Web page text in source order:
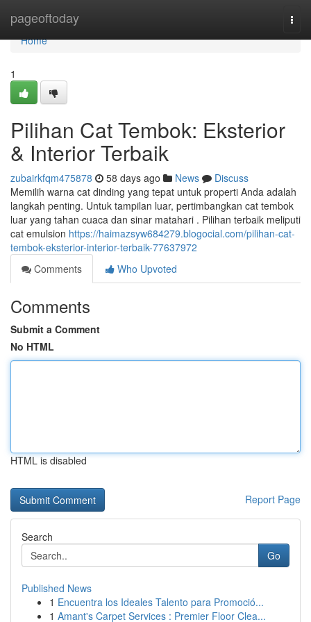
pageoftoday
Home
Home
1
Pilihan Cat Tembok: Eksterior
& Interior Terbaik
zubairkfqm475878 58 days ago News
Discuss
Memilih warna cat dinding yang tepat untuk properti Anda adalah
langkah penting. Untuk tampilan luar, pertimbangkan cat tembok
luar yang tahan cuaca dan sinar matahari . Pilihan terbaik meliputi
cat emulsion https://haimazsyw684279.blogocial.com/pilihan-cat-
tembok-eksterior-interior-terbaik-77637972
Comments
Who Upvoted
Comments
Submit a Comment
No HTML
HTML is disabled
Report Page
Search
Go
Published News
1 Encuentra los Ideales Talento para Promoció...
1 Amant's Carpet Services : Premier Floor Clea...